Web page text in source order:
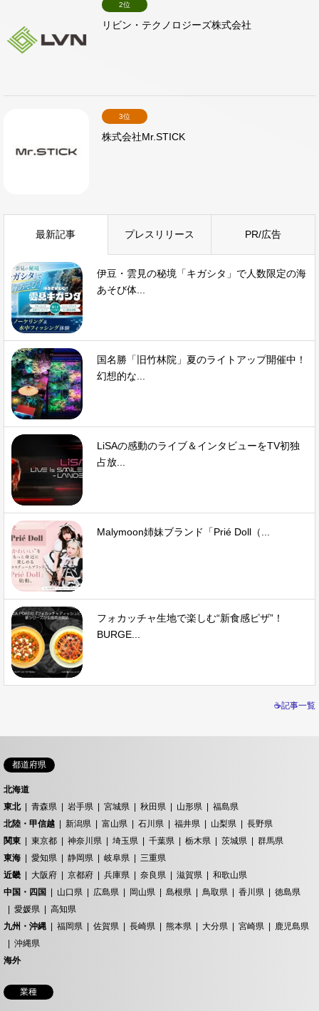
2位
リビン・テクノロジーズ株式会社
3位
株式会社Mr.STICK
最新記事 プレスリリース PR/広告
伊豆・雲見の秘境「キガシタ」で人数限定の海
あそび体...
国名勝「旧竹林院」夏のライトアップ開催中！
幻想的な...
LiSAの感動のライブ＆インタビューをTV初独
占放...
Malymoon姉妹ブランド「Prié Doll（...
フォカッチャ生地で楽しむ“新食感ピザ”！
BURGE...
☕記事一覧
都道府県
北海道
東北
青森県 岩手県 宮城県 秋田県 山形県
福島県
北陸・甲信越
新潟県 富山県 石川県 福井県 山梨県
長野県
関東
東京都 神奈川県 埼玉県 千葉県 栃木県 茨城県
群馬県
東海
愛知県 静岡県 岐阜県
三重県
近畿
大阪府 京都府 兵庫県 奈良県 滋賀県
和歌山県
中国・四国
山口県 広島県 岡山県 島根県 鳥取県 香川県
徳島県
愛媛県
高知県
九州・沖縄
福岡県 佐賀県 長崎県 熊本県 大分県 宮崎県
鹿児島県
沖縄県
海外
業種